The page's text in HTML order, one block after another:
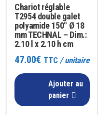
Chariot réglable
T2954 double galet
polyamide 150° Ø 18
mm TECHNAL – Dim.:
2.10 l x 2.10 h cm
47.00€ TTC / unitaire
Ajouter au
panier